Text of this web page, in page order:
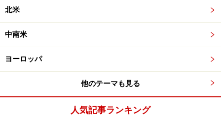
北米
中南米
ヨーロッパ
他のテーマも見る
人気記事ランキング